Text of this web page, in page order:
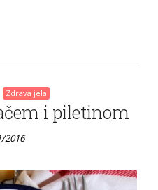
Zdrava jela
i piletinom
2016